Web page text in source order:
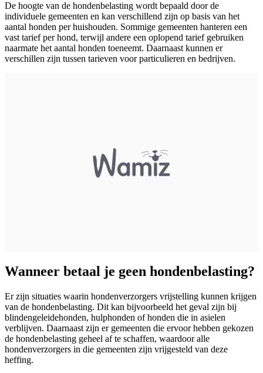
De hoogte van de hondenbelasting wordt bepaald door de
individuele gemeenten en kan verschillend zijn op basis van het
aantal honden per huishouden. Sommige gemeenten hanteren een
vast tarief per hond, terwijl andere een oplopend tarief gebruiken
naarmate het aantal honden toeneemt. Daarnaast kunnen er
verschillen zijn tussen tarieven voor particulieren en bedrijven.
Wanneer betaal je geen hondenbelasting?
Er zijn situaties waarin hondenverzorgers vrijstelling kunnen krijgen
van de hondenbelasting. Dit kan bijvoorbeeld het geval zijn bij
blindengeleidehonden, hulphonden of honden die in asielen
verblijven. Daarnaast zijn er gemeenten die ervoor hebben gekozen
de hondenbelasting geheel af te schaffen, waardoor alle
hondenverzorgers in die gemeenten zijn vrijgesteld van deze
heffing.